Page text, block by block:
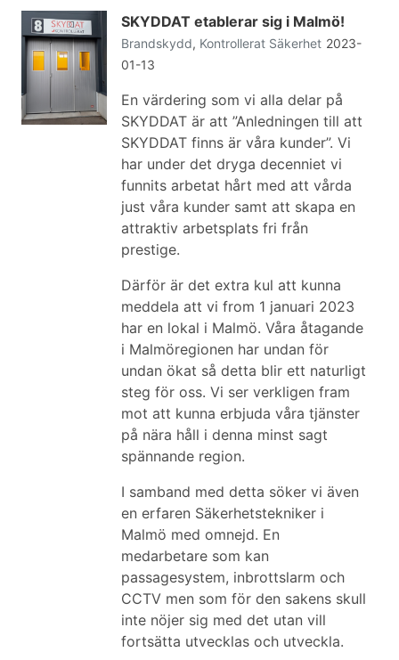
SKYDDAT etablerar sig i Malmö!
Brandskydd, Kontrollerat Säkerhet 2023-
01-13
En värdering som vi alla delar på
SKYDDAT är att ”Anledningen till att
SKYDDAT finns är våra kunder”. Vi
har under det dryga decenniet vi
funnits arbetat hårt med att vårda
just våra kunder samt att skapa en
attraktiv arbetsplats fri från
prestige.
Därför är det extra kul att kunna
meddela att vi from 1 januari 2023
har en lokal i Malmö. Våra åtagande
i Malmöregionen har undan för
undan ökat så detta blir ett naturligt
steg för oss. Vi ser verkligen fram
mot att kunna erbjuda våra tjänster
på nära håll i denna minst sagt
spännande region.
I samband med detta söker vi även
en erfaren Säkerhetstekniker i
Malmö med omnejd. En
medarbetare som kan
passagesystem, inbrottslarm och
CCTV men som för den sakens skull
inte nöjer sig med det utan vill
fortsätta utvecklas och utveckla.